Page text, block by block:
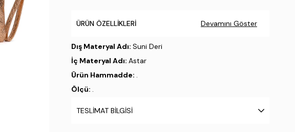
ÜRÜN ÖZELLIKLERI Devamını Göster
Dış Materyal Adı: Suni Deri
İç Materyal Adı: Astar
Ürün Hammadde: .
Ölçü: .
TESLIMAT BILGISI